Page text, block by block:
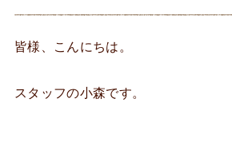
皆様、こんにちは。
スタッフの小森です。